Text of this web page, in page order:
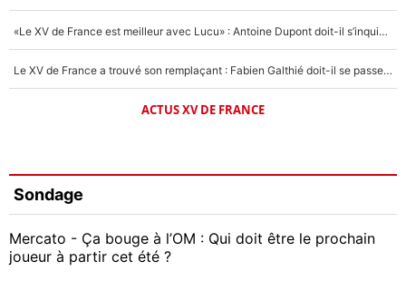
«Le XV de France est meilleur avec Lucu» : Antoine Dupont doit-il s’inquiéter pour sa place ?
Le XV de France a trouvé son remplaçant : Fabien Galthié doit-il se passer d'Antoine Dupont ?
ACTUS XV DE FRANCE
Sondage
Mercato - Ça bouge à l’OM : Qui doit être le prochain
joueur à partir cet été ?